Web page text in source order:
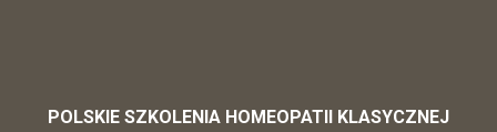
POLSKIE SZKOLENIA HOMEOPATII KLASYCZNEJ